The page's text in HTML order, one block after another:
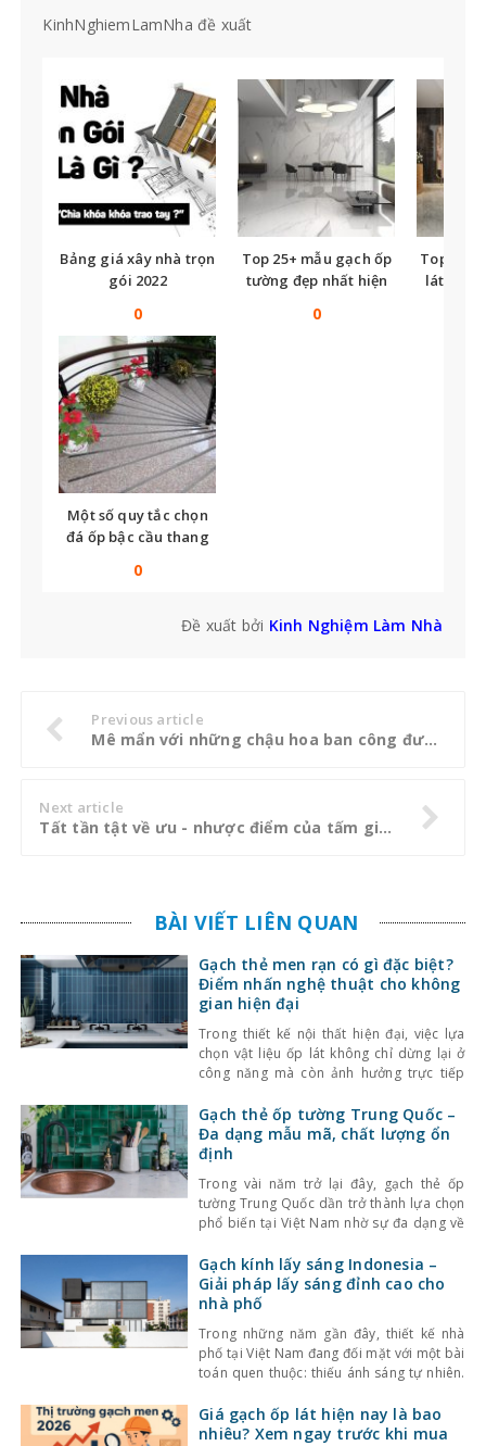
KinhNghiemLamNha đề xuất
Bảng giá xây nhà trọn
gói 2022
0
Top 25+ mẫu gạch ốp
tường đẹp nhất hiện
0
Top
lát nền
Một số quy tắc chọn
đá ốp bậc cầu thang
0
Đề xuất bởi Kinh Nghiệm Làm Nhà
Previous article
Mê mẩn với những chậu hoa ban công được thiết kế thanh lịch, đơn giản
Next article
Tất tần tật về ưu - nhược điểm của tấm giả đá
BÀI VIẾT LIÊN QUAN
Gạch thẻ men rạn có gì đặc biệt?
Điểm nhấn nghệ thuật cho không
gian hiện đại
Trong thiết kế nội thất hiện đại, việc lựa
chọn vật liệu ốp lát không chỉ dừng lại ở
công năng mà còn ảnh hưởng trực tiếp
Một trong những lựa chọn nổi bật gần đây
là gạch thẻ men rạn – dòng gạch ốp lát
Gạch thẻ ốp tường Trung Quốc –
Đa dạng mẫu mã, chất lượng ổn
định
Trong vài năm trở lại đây, gạch thẻ ốp
tường Trung Quốc dần trở thành lựa chọn
phổ biến tại Việt Nam nhờ sự đa dạng về
Bên cạnh đó, chất lượng sản phẩm cũng
không ngừng được cải thiện, đáp ứng tốt
nhu cầu sử
Gạch kính lấy sáng Indonesia –
Giải pháp lấy sáng đỉnh cao cho
nhà phố
Trong những năm gần đây, thiết kế nhà
phố tại Việt Nam đang đối mặt với một bài
toán quen thuộc: thiếu ánh sáng tự nhiên.
che chắn bởi các công trình xung quanh,
khiến không gian trở nên bí bách và phụ
Giá gạch ốp lát hiện nay là bao
nhiêu? Xem ngay trước khi mua